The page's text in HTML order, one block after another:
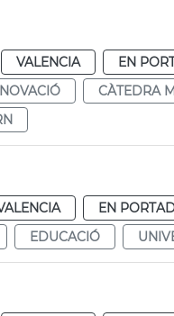
VALENCIA
EN
CÀTEDRA
EN
EDUCACIÓ